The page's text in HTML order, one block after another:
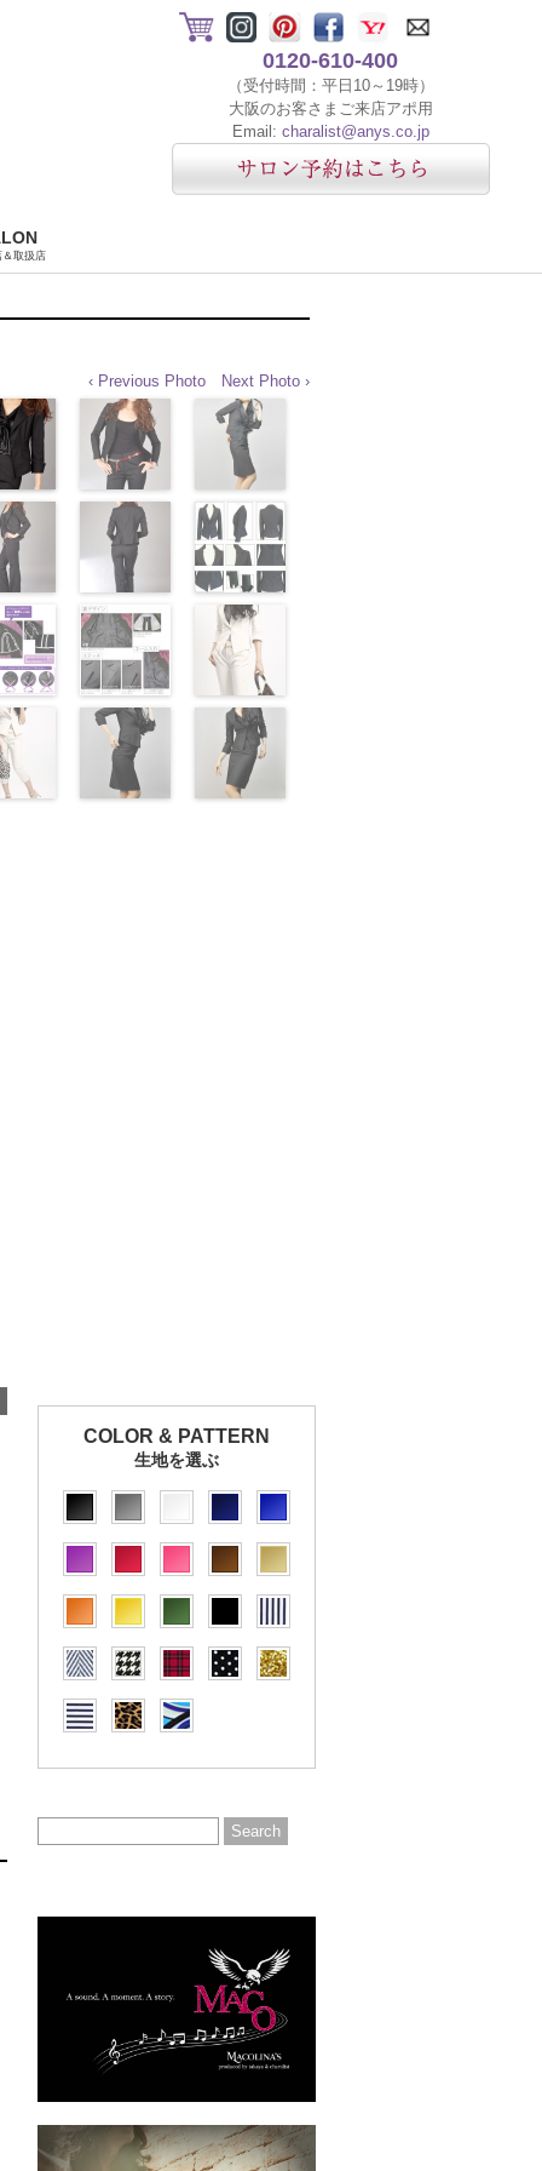
0120-610-400
（受付時間：平日10～19時）
大阪のお客さまご来店アポ用
Email: charalist@anys.co.jp
＆取扱店
‹ Previous Photo Next Photo ›
COLOR & PATTERN
生地を選ぶ